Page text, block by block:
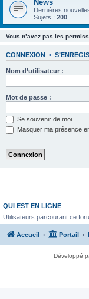
News
Dernières
Sujets : 200
Vous n’avez pas les
CONNEXION •
Nom d’utilisateur :
Mot de passe :
Se souvenir de moi
Masquer ma présence
QUI EST EN LIGNE
Utilisateurs parcourant ce
Accueil Portail
Développé